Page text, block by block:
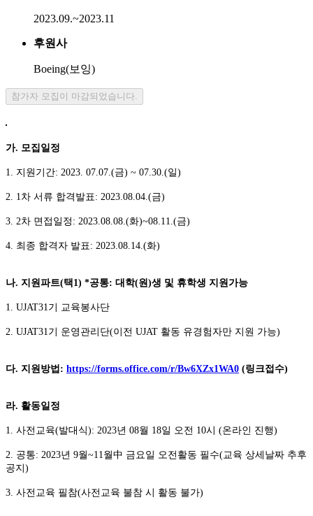
2023.09.~2023.11
후원사
Boeing(보잉)
참가자 모집이 마감되었습니다.
가. 모집일정
1. 지원기간: 2023. 07.07.(금) ~ 07.30.(일)
2. 1 차 서류 합격발표: 2023.08.04.(금)
3. 2차 면접일정: 2023.08.08.(화)~08.11.(금)
4. 최종 합격자 발표: 2023.08.14.(화)
나. 지원파트(택1) *공통: 대학(원)생 및 휴학생 지원가능
1. UJAT31 기 교육봉사단
2. UJAT31 기 운영관리단(이전 UJAT 활동 유경험자만 지원 가능)
다. 지원방법: https://forms.office.com/r/Bw6XZx1WA0 (링크접수)
라. 활동일정
1. 사전교육(발대식): 2023년 08월 18일 오전 10시 (온라인 진행)
2. 공통: 2023년 9월~11월中 금요일 오전활동 필수(교육 상세날짜 추후
공지)
3. 사전교육 필참(사전교육 불참 시 활동 불가)